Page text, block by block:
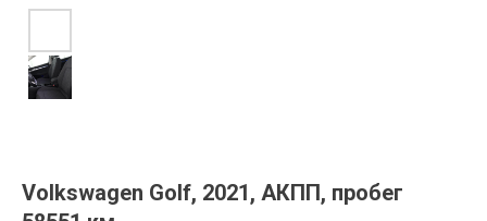
Volkswagen Golf, 2021, АКПП, пробег